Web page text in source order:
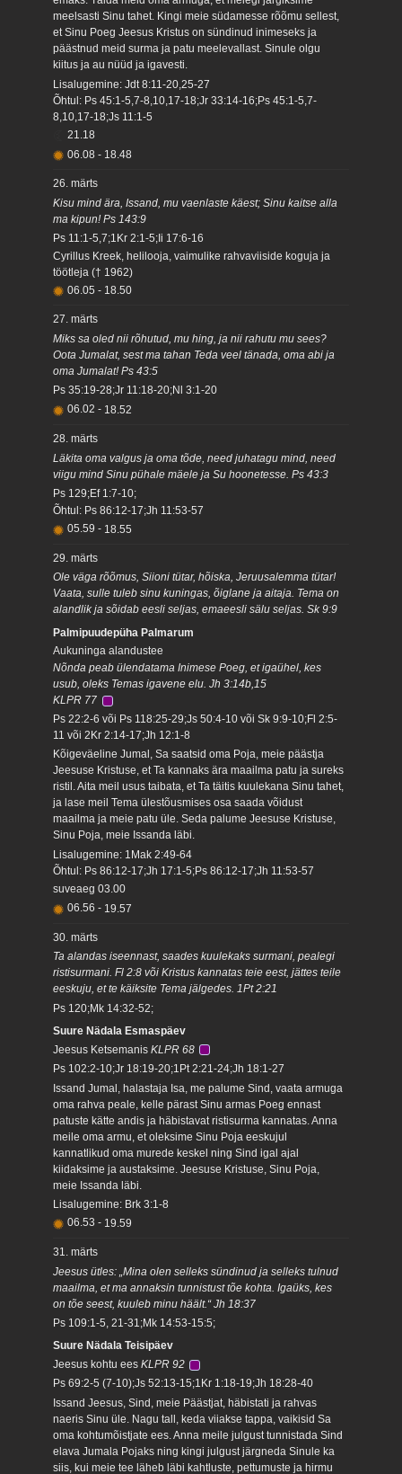
meelsasti Sinu tahet. Kingi meie südamesse rõõmu sellest,
et Sinu Poeg Jeesus Kristus on sündinud inimeseks ja
päästnud meid surma ja patu meelevallast. Sinule olgu
kiitus ja au nüüd ja igavesti.
Lisalugemine: Jdt 8:11-20,25-27
Õhtul: Ps 45:1-5,7-8,10,17-18;Jr 33:14-16;Ps 45:1-5,7-
8,10,17-18;Js 11:1-5
21.18
06.08 - 18.48
26. märts
Kisu mind ära, Issand, mu vaenlaste käest; Sinu kaitse alla
ma kipun! Ps 143:9
Ps 11:1-5,7;1Kr 2:1-5;Ii 17:6-16
Cyrillus Kreek, helilooja, vaimulike rahvaviiside koguja ja
töötleja († 1962)
06.05 - 18.50
27. märts
Miks sa oled nii rõhutud, mu hing, ja nii rahutu mu sees?
Oota Jumalat, sest ma tahan Teda veel tänada, oma abi ja
oma Jumalat! Ps 43:5
Ps 35:19-28;Jr 11:18-20;Nl 3:1-20
06.02 - 18.52
28. märts
Läkita oma valgus ja oma tõde, need juhatagu mind, need
viigu mind Sinu pühale mäele ja Su hoonetesse. Ps 43:3
Ps 129;Ef 1:7-10;
Õhtul: Ps 86:12-17;Jh 11:53-57
05.59 - 18.55
29. märts
Ole väga rõõmus, Siioni tütar, hõiska, Jeruusalemma tütar!
Vaata, sulle tuleb sinu kuningas, õiglane ja aitaja. Tema on
alandlik ja sõidab eesli seljas, emaeesli sälu seljas. Sk 9:9
Palmipuudepüha Palmarum
Aukuninga alandustee
Nõnda peab ülendatama Inimese Poeg, et igaühel, kes
usub, oleks Temas igavene elu. Jh 3:14b,15
KLPR 77
Ps 22:2-6 või Ps 118:25-29;Js 50:4-10 või Sk 9:9-10;Fl 2:5-
11 või 2Kr 2:14-17;Jh 12:1-8
Kõigeväeline Jumal, Sa saatsid oma Poja, meie päästja
Jeesuse Kristuse, et Ta kannaks ära maailma patu ja sureks
ristil. Aita meil usus taibata, et Ta täitis kuulekana Sinu tahet,
ja lase meil Tema ülestõusmises osa saada võidust
maailma ja meie patu üle. Seda palume Jeesuse Kristuse,
Sinu Poja, meie Issanda läbi.
Lisalugemine: 1Mak 2:49-64
Õhtul: Ps 86:12-17;Jh 17:1-5;Ps 86:12-17;Jh 11:53-57
suveaeg 03.00
06.56 - 19.57
30. märts
Ta alandas iseennast, saades kuulekaks surmani, pealegi
ristisurmani. Fl 2:8 või Kristus kannatas teie eest, jättes teile
eeskuju, et te käiksite Tema jälgedes. 1Pt 2:21
Ps 120;Mk 14:32-52;
Suure Nädala Esmaspäev
Jeesus Ketsemanis KLPR 68
Ps 102:2-10;Jr 18:19-20;1Pt 2:21-24;Jh 18:1-27
Issand Jumal, halastaja Isa, me palume Sind, vaata armuga
oma rahva peale, kelle pärast Sinu armas Poeg ennast
patuste kätte andis ja häbistavat ristisurma kannatas. Anna
meile oma armu, et oleksime Sinu Poja eeskujul
kannatlikud oma murede keskel ning Sind igal ajal
kiidaksime ja austaksime. Jeesuse Kristuse, Sinu Poja,
meie Issanda läbi.
Lisalugemine: Brk 3:1-8
06.53 - 19.59
31. märts
Jeesus ütles: „Mina olen selleks sündinud ja selleks tulnud
maailma, et ma annaksin tunnistust tõe kohta. Igaüks, kes
on tõe seest, kuuleb minu häält.“ Jh 18:37
Ps 109:1-5, 21-31;Mk 14:53-15:5;
Suure Nädala Teisipäev
Jeesus kohtu ees KLPR 92
Ps 69:2-5 (7-10);Js 52:13-15;1Kr 1:18-19;Jh 18:28-40
Issand Jeesus, Sind, meie Päästjat, häbistati ja rahvas
naeris Sinu üle. Nagu tall, keda viiakse tappa, vaikisid Sa
oma kohtumõistjate ees. Anna meile julgust tunnistada Sind
elava Jumala Pojaks ning kingi julgust järgneda Sinule ka
siis, kui meie tee läheb läbi kahtluste, pettumuste ja hirmu